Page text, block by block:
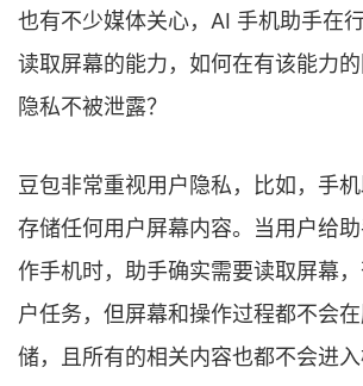
也有不少媒体关心，AI 手机助手在
读取屏幕的能力，如何在有该能力
隐私不被泄露？
豆包非常重视用户隐私，比如，手
存储任何用户屏幕内容。当用户给
作手机时，助手确实需要读取屏幕
户任务，但屏幕和操作过程都不会
储，且所有的相关内容也都不会进